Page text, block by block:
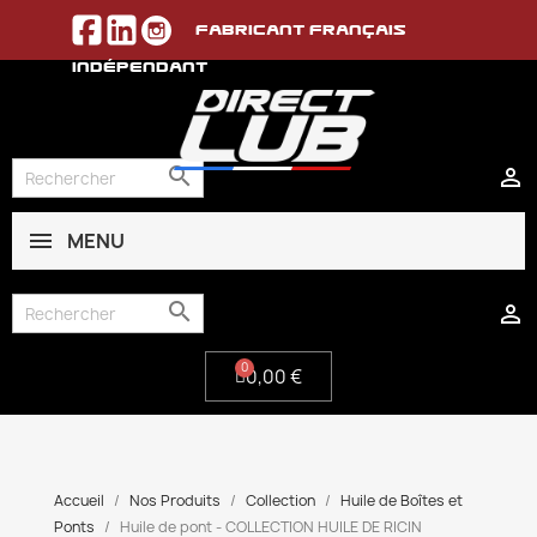
Fabricant français
indépendant


MENU


0,00 €
Accueil Nos Produits Collection
Huile de Boîtes et
Ponts
Huile de pont - COLLECTION HUILE DE RICIN